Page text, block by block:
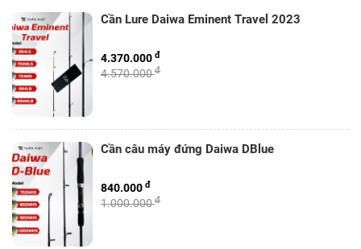
Cần Lure Daiwa Eminent Travel 2023
4.570.000đ
4.370.000 đ
Cần câu máy đứng Daiwa DBlue
1.000.000đ
840.000 đ